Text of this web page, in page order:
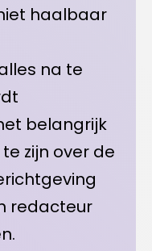
haalbaar
na te
belangrijk
zijn over de
redacteur